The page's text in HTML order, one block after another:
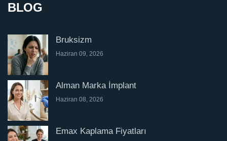
BLOG
Bruksizm
Haziran 09, 2026
Alman Marka İmplant
Haziran 08, 2026
Emax Kaplama Fiyatları